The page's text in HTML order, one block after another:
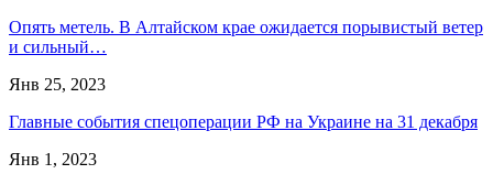
Опять метель. В Алтайском крае ожидается порывистый ветер
и сильный…
Янв 25, 2023
Главные события спецоперации РФ на Украине на 31 декабря
Янв 1, 2023